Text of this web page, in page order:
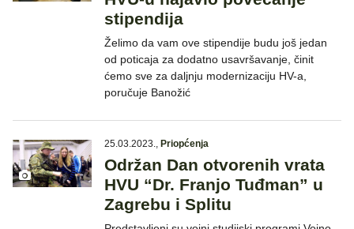
stipendija
Želimo da vam ove stipendije budu još jedan
od poticaja za dodatno usavršavanje, činit
ćemo sve za daljnju modernizaciju HV-a,
poručuje Banožić
25.03.2023., Priopćenja
Održan Dan otvorenih vrata
HVU “Dr. Franjo Tuđman” u
Zagrebu i Splitu